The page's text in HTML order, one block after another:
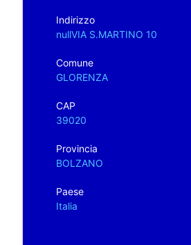
Indirizzo
nullVIA S.MARTINO 10
Comune
GLORENZA
CAP
39020
Provincia
BOLZANO
Paese
Italia